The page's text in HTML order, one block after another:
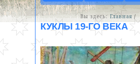
Вы здесь: Главная /
КУКЛЫ 19-ГО ВЕКА